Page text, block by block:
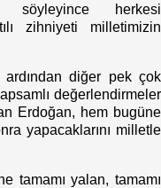
herkesi
zihniyeti milletimizin
ardından diğer pek çok
değerlendirmeler
Erdoğan, hem bugüne
yapacaklarını milletle
tamamı yalan, tamamı